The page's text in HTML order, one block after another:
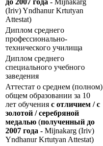
до 2007 года - Mijnakarg
(Iriv) Yndhanur Krtutyan
Attestat)
Диплом среднего
профессионально-
технического училища
Диплом среднего
специального учебного
заведения
Аттестат о среднем (полном)
общем образовании за 10
лет обучения с отличием / с
золотой / серебряной
медалью (полученный до
2007 года - Mijnakarg (Iriv)
Yndhanur Krtutyan Attestat)